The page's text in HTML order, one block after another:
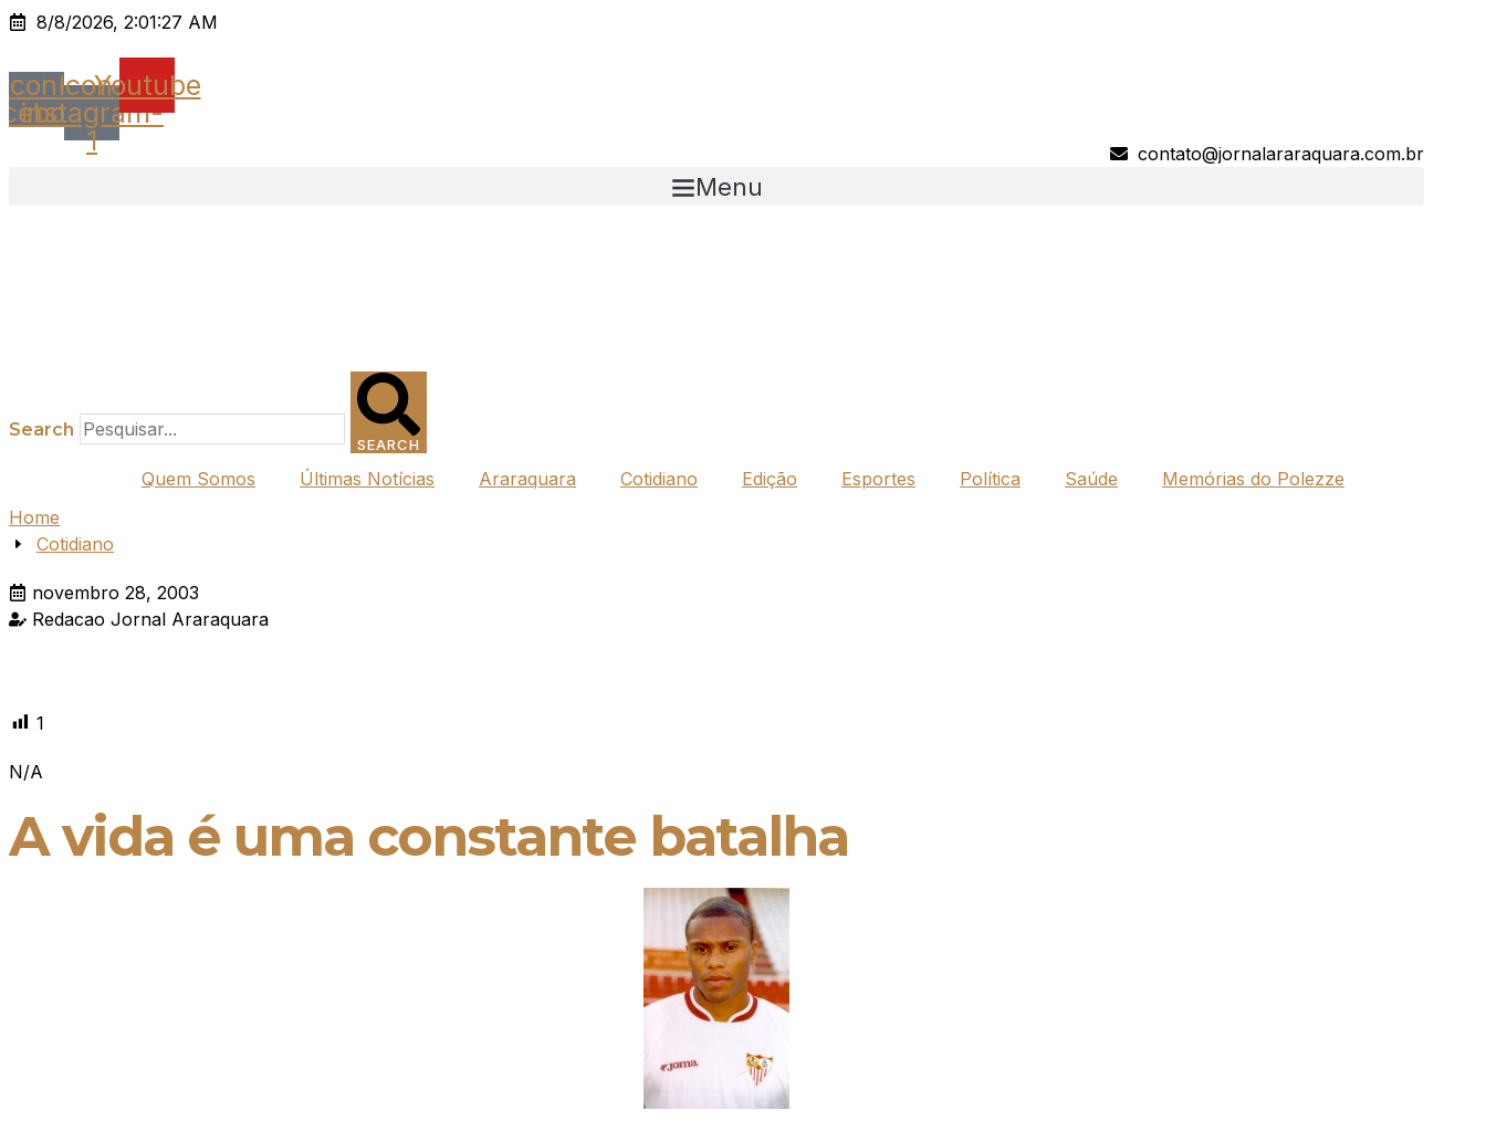
Ir
o
conteúdo
8/8/2026, 2:01:27 AM
Icon-Icon-
instagram-
1
Youtube
contato@jornalararaquara.com.br
Menu
Search
SEARCH
Quem Somos Últimas Notícias Araraquara Cotidiano Edição Esportes Política Saúde
Memórias do Polezze
Home
Cotidiano
novembro 28, 2003
Redacao Jornal Araraquara
1
N/A
A vida é uma constante batalha